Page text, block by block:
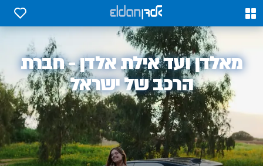
0
0
אלדן
מאלדן ועד אילת אלדן - חברת
הרכב של ישראל